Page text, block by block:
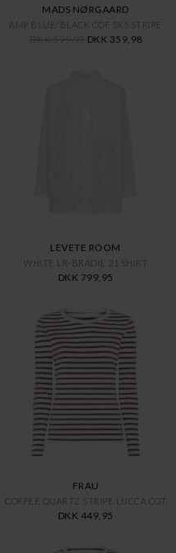
MADS NØRGAARD
AMP BLUE/BLACK COF 5X5 STRIPE
DKK 599,95 DKK 359,98
LEVETE ROOM
WHITE LR-BRADIE 21 SHIRT
DKK 799,95
FRAU
COFFEE QUARTZ STRIPE LUCCA COT
DKK 449,95